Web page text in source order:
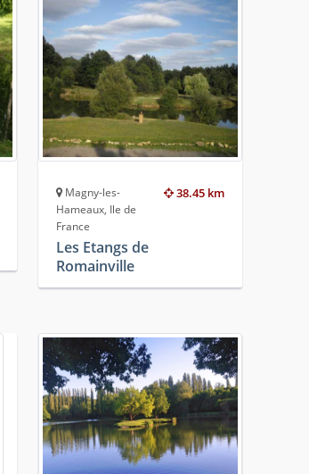
38.45 km
Magny-les-
Hameaux, Ile de
France
Les Etangs de
Romainville